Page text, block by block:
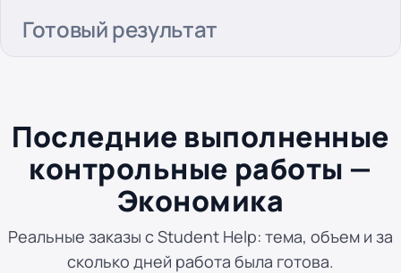
Готовый результат
Последние выполненные
контрольные работы —
Экономика
Реальные заказы с Student Help: тема, объем и за
сколько дней работа была готова.